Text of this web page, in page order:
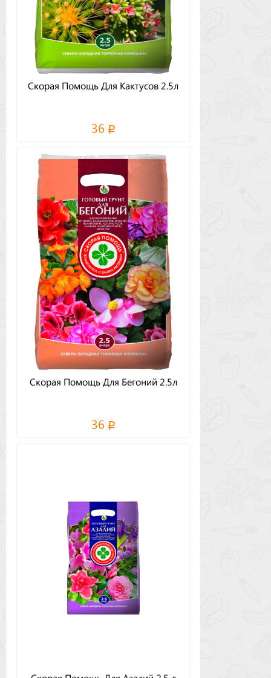
Скорая Помощь Для Кактусов 2.5л
36
Скорая Помощь Для Бегоний 2.5л
36